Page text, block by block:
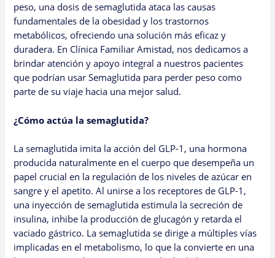
peso, una dosis de semaglutida ataca las causas
fundamentales de la obesidad y los trastornos
metabólicos, ofreciendo una solución más eficaz y
duradera. En Clínica Familiar Amistad, nos dedicamos a
brindar atención y apoyo integral a nuestros pacientes
que podrían usar Semaglutida para perder peso como
parte de su viaje hacia una mejor salud.
¿Cómo actúa la semaglutida?
La semaglutida imita la acción del GLP-1, una hormona
producida naturalmente en el cuerpo que desempeña un
papel crucial en la regulación de los niveles de azúcar en
sangre y el apetito. Al unirse a los receptores de GLP-1,
una inyección de semaglutida estimula la secreción de
insulina, inhibe la producción de glucagón y retarda el
vaciado gástrico. La semaglutida se dirige a múltiples vías
implicadas en el metabolismo, lo que la convierte en una